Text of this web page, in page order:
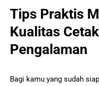
Tips Praktis
Kualitas
Pengalaman
Bagi kamu yang sudah